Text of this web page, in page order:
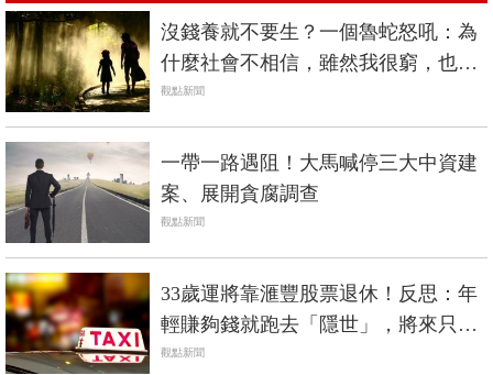
沒錢養就不要生？一個魯蛇怒吼：為
什麼社會不相信，雖然我很窮，也會
是個好媽媽
觀點新聞
一帶一路遇阻！大馬喊停三大中資建
案、展開貪腐調查
觀點新聞
33歲運將靠滙豐股票退休！反思：年
輕賺夠錢就跑去「隱世」，將來只會
失去更多
觀點新聞